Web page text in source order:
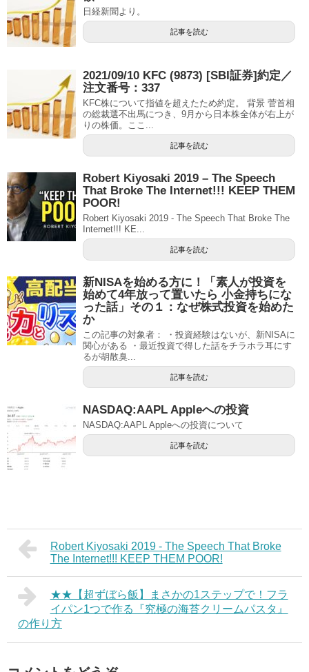
日経新聞より。
記事を読む
2021/09/10 KFC (9873) [SBI証券]約定／
注文番号：337
KFC株について指値を超えたため約定。 背景 菅首相
の総裁選不出馬につき、9月から日本株全体が右上が
りの株価。ここ...
記事を読む
Robert Kiyosaki 2019 – The Speech
That Broke The Internet!!! KEEP THEM
POOR!
Robert Kiyosaki 2019 - The Speech That Broke The
Internet!!! KE...
記事を読む
新NISAを始める方に！「素人が投資を
始めて4年放って置いたら 小金持ちにな
った話」その１：なぜ株式投資を始めた
か
この記事の対象者： ・投資経験はないが、新NISAに
関心がある ・最近投資で得した話をチラホラ耳にす
るが胡散臭...
記事を読む
NASDAQ:AAPL Appleへの投資
NASDAQ:AAPL Appleへの投資について
記事を読む
Robert Kiyosaki 2019 - The Speech That Broke
The Internet!!! KEEP THEM POOR!
★★【超ずぼら飯】まさかの1ステップで！フラ
イパン1つで作る『究極の海苔クリームパスタ』
の作り方